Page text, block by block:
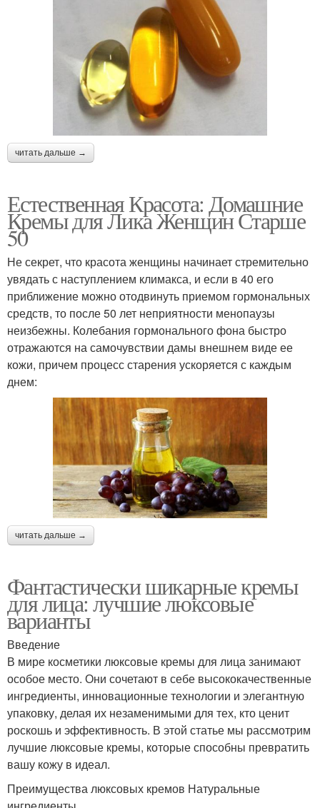
читать дальше →
Естественная Красота: Домашние
Кремы для Лика Женщин Старше
50
Не секрет, что красота женщины начинает стремительно
увядать с наступлением климакса, и если в 40 его
приближение можно отодвинуть приемом гормональных
средств, то после 50 лет неприятности менопаузы
неизбежны. Колебания гормонального фона быстро
отражаются на самочувствии дамы внешнем виде ее
кожи, причем процесс старения ускоряется с каждым
днем:
читать дальше →
Фантастически шикарные кремы
для лица: лучшие люксовые
варианты
Введение
В мире косметики люксовые кремы для лица занимают
особое место. Они сочетают в себе высококачественные
ингредиенты, инновационные технологии и элегантную
упаковку, делая их незаменимыми для тех, кто ценит
роскошь и эффективность. В этой статье мы рассмотрим
лучшие люксовые кремы, которые способны превратить
вашу кожу в идеал.
Преимущества люксовых кремов Натуральные